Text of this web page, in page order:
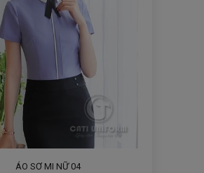
ÁO SƠ MI NỮ 04